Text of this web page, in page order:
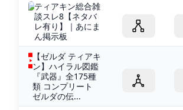
ティアキン総合雑
談スレ8【ネタバ
レ有り】｜あにま
ん掲示板
【ゼルダ ティアキ
ン】ハイラル図鑑
『武器』全175種
類 コンプリート
ゼルダの伝...